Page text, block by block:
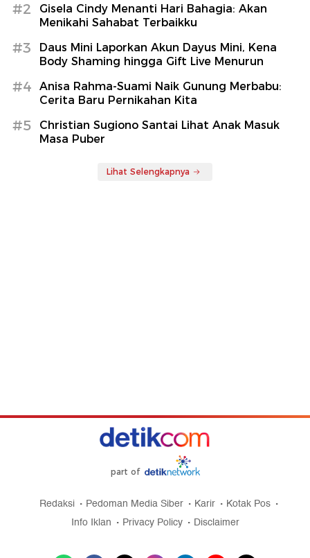
#2
Gisela Cindy Menanti Hari Bahagia: Akan
Menikahi Sahabat Terbaikku
#3
Daus Mini Laporkan Akun Dayus Mini, Kena
Body Shaming hingga Gift Live Menurun
#4
Anisa Rahma-Suami Naik Gunung Merbabu:
Cerita Baru Pernikahan Kita
#5
Christian Sugiono Santai Lihat Anak Masuk
Masa Puber
Lihat Selengkapnya
part of
Redaksi Pedoman Media Siber Karir
Kotak Pos
Info Iklan
Privacy Policy Disclaimer